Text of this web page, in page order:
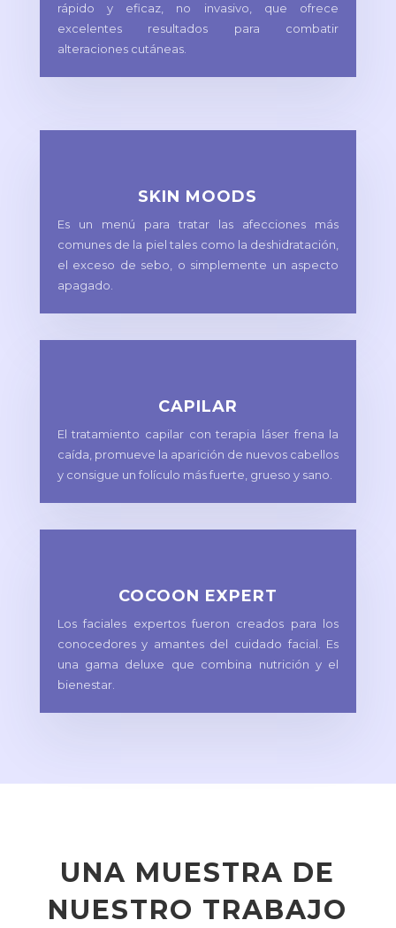
rápido y eficaz, no invasivo, que ofrece
excelentes resultados para combatir
alteraciones cutáneas.
SKIN MOODS
Es un menú para tratar las afecciones más
comunes de la piel tales como la deshidratación,
el exceso de sebo, o simplemente un aspecto
apagado.
CAPILAR
El tratamiento capilar con terapia láser frena la
caída, promueve la aparición de nuevos cabellos
y consigue un folículo más fuerte, grueso y sano.
COCOON EXPERT
Los faciales expertos fueron creados para los
conocedores y amantes del cuidado facial. Es
una gama deluxe que combina nutrición y el
bienestar.
UNA MUESTRA DE
NUESTRO TRABAJO